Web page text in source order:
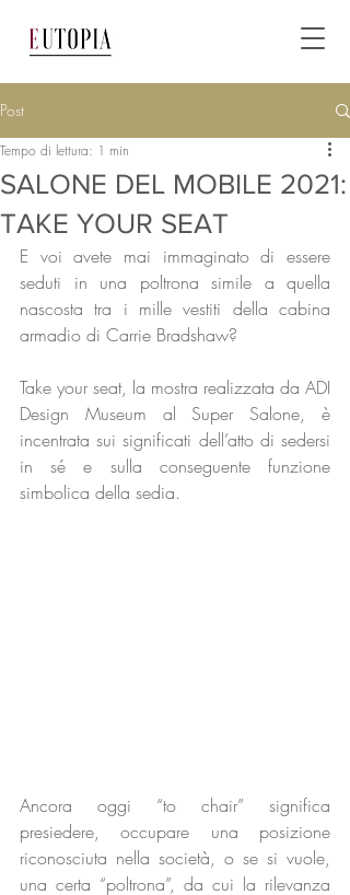
Post
SALONE DEL MOBILE 2021:
TAKE YOUR SEAT
Tempo di lettura: 1 min
E voi avete mai immaginato di essere
seduti in una poltrona simile a quella
nascosta tra i mille vestiti della cabina
armadio di Carrie Bradshaw?
Take your seat, la mostra realizzata da ADI
Design Museum al Super Salone, è
incentrata sui significati dell’atto di sedersi
in sé e sulla conseguente funzione
simbolica della sedia.
Ancora oggi “to chair” significa
presiedere, occupare una posizione
riconosciuta nella società, o se si vuole,
una certa “poltrona”, da cui la rilevanza